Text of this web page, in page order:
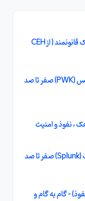
بهترین دوره آموزش CEH یا هک قانونمند ( از CEH
بهترین دوره آموزش کالی لینوکس (PWK) صفر تا صد
کاملترین دوره آموزش اسپلانک (Splunk) صفر تا صد
- گام به گام و